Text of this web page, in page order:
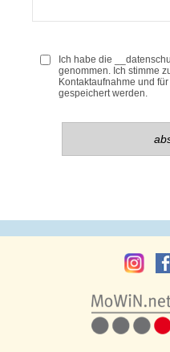
Ich habe die
genommen. Ich stimme
Kontaktaufnahme und
gespeichert werden.